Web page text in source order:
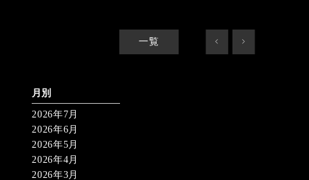
一覧 < >
月別
2026年7月
2026年6月
2026年5月
2026年4月
2026年3月